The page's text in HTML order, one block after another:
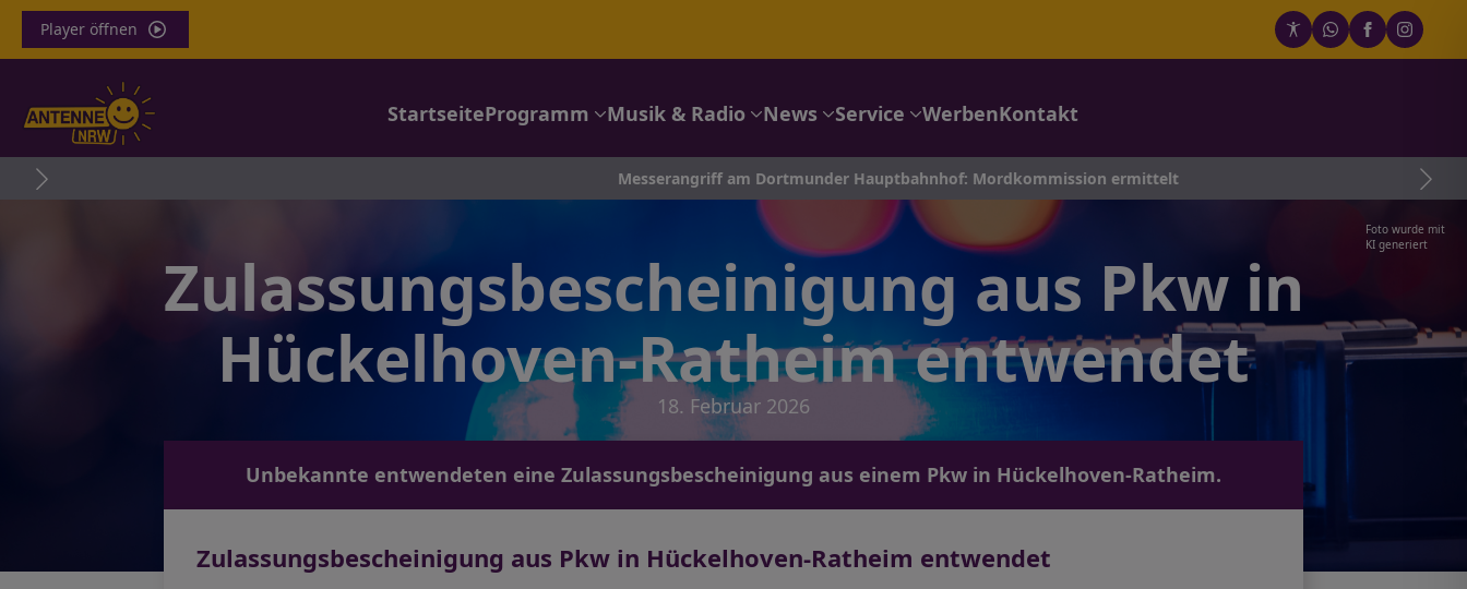
Player öffnen
StartseiteProgramm Musik & Radio News Service WerbenKontakt
Messerangriff am Dortmunder Hauptbahnhof: Mordkommission ermittelt
Foto wurde mit
KI generiert
Zulassungsbescheinigung aus Pkw in
Hückelhoven-Ratheim entwendet
18. Februar 2026
Unbekannte entwendeten eine Zulassungsbescheinigung aus einem Pkw in Hückelhoven-Ratheim.
Zulassungsbescheinigung aus Pkw in Hückelhoven-Ratheim entwendet